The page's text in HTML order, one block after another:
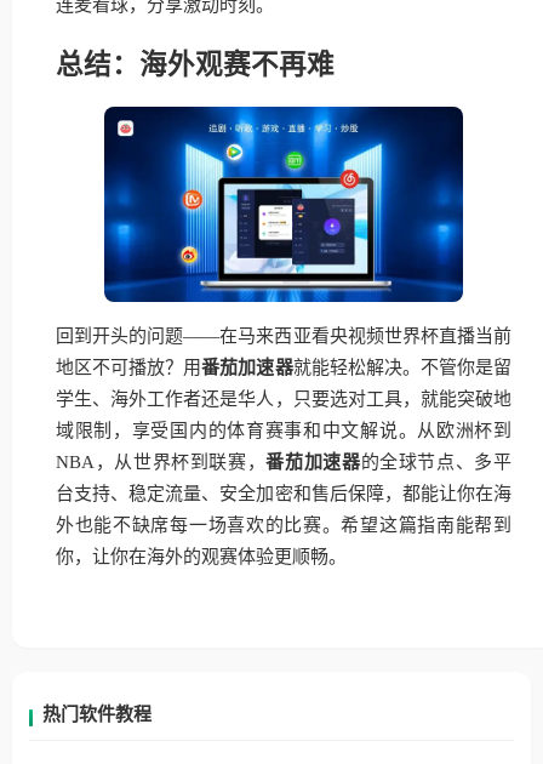
连麦看球，分享激动时刻。
总结：海外观赛不再难
回到开头的问题——在马来西亚看央视频世界杯直播当前
地区不可播放？用番茄加速器就能轻松解决。不管你是留
学生、海外工作者还是华人，只要选对工具，就能突破地
域限制，享受国内的体育赛事和中文解说。从欧洲杯到
NBA，从世界杯到联赛，番茄加速器的全球节点、多平
台支持、稳定流量、安全加密和售后保障，都能让你在海
外也能不缺席每一场喜欢的比赛。希望这篇指南能帮到
你，让你在海外的观赛体验更顺畅。
热门软件教程